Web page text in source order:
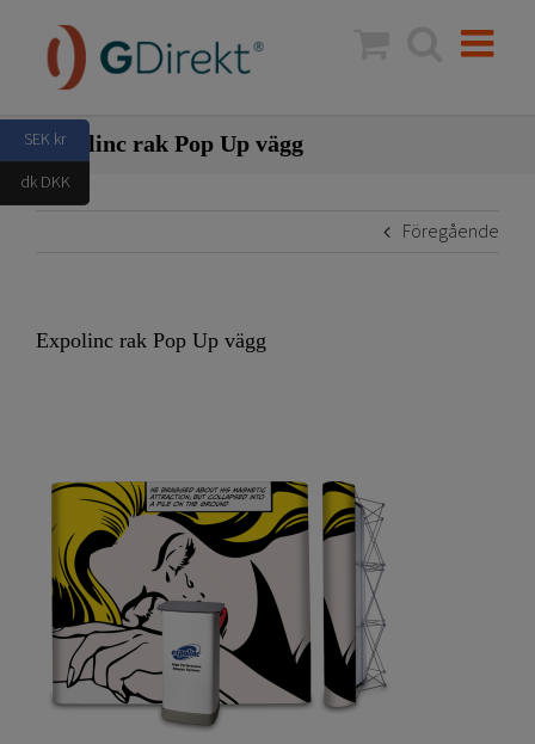
innehållet
Expolinc rak Pop Up vägg
Föregående
Expolinc rak Pop Up vägg
SEK kr
dk DKK